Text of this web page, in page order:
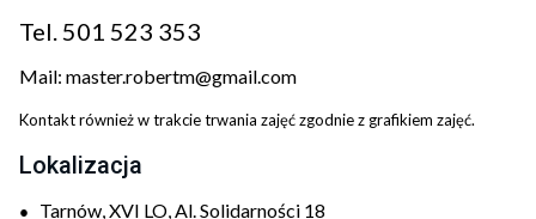
Tel.501 523 353
Mail: master.robertm@gmail.com
Kontakt również w trakcie trwania zajęć zgodnie z grafikiem zajęć.
Lokalizacja
Tarnów, XVI LO, Al. Solidarności 18